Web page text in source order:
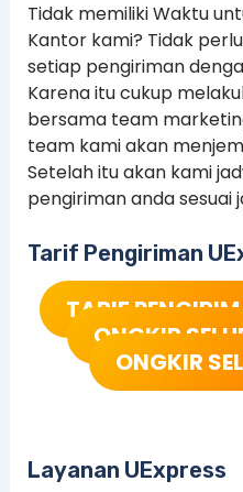
Tidak memiliki Waktu
Kantor kami? Tidak
setiap pengiriman
Karena itu cukup
bersama team
team kami akan
Setelah itu akan kami
pengiriman anda sesuai
Tarif Pengiriman
TARIF
ONGKIR
ONGKIR
Layanan UExpress